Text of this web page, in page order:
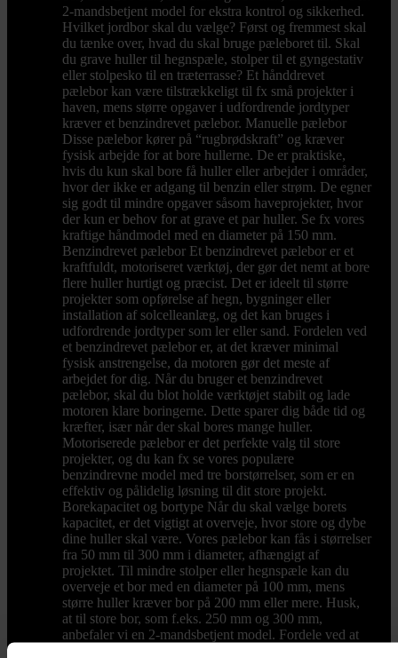
2-mandsbetjent model for ekstra kontrol og sikkerhed.
Hvilket jordbor skal du vælge? Først og fremmest skal
du tænke over, hvad du skal bruge pæleboret til. Skal
du grave huller til hegnspæle, stolper til et gyngestativ
eller stolpesko til en træterrasse? Et hånddrevet
pælebor kan være tilstrækkeligt til fx små projekter i
haven, mens større opgaver i udfordrende jordtyper
kræver et benzindrevet pælebor. Manuelle pælebor
Disse pælebor kører på “rugbrødskraft” og kræver
fysisk arbejde for at bore hullerne. De er praktiske,
hvis du kun skal bore få huller eller arbejder i områder,
hvor der ikke er adgang til benzin eller strøm. De egner
sig godt til mindre opgaver såsom haveprojekter, hvor
der kun er behov for at grave et par huller. Se fx vores
kraftige håndmodel med en diameter på 150 mm.
Benzindrevet pælebor Et benzindrevet pælebor er et
kraftfuldt, motoriseret værktøj, der gør det nemt at bore
flere huller hurtigt og præcist. Det er ideelt til større
projekter som opførelse af hegn, bygninger eller
installation af solcelleanlæg, og det kan bruges i
udfordrende jordtyper som ler eller sand. Fordelen ved
et benzindrevet pælebor er, at det kræver minimal
fysisk anstrengelse, da motoren gør det meste af
arbejdet for dig. Når du bruger et benzindrevet
pælebor, skal du blot holde værktøjet stabilt og lade
motoren klare boringerne. Dette sparer dig både tid og
kræfter, især når der skal bores mange huller.
Motoriserede pælebor er det perfekte valg til store
projekter, og du kan fx se vores populære
benzindrevne model med tre borstørrelser, som er en
effektiv og pålidelig løsning til dit store projekt.
Borekapacitet og bortype Når du skal vælge borets
kapacitet, er det vigtigt at overveje, hvor store og dybe
dine huller skal være. Vores pælebor kan fås i størrelser
fra 50 mm til 300 mm i diameter, afhængigt af
projektet. Til mindre stolper eller hegnspæle kan du
overveje et bor med en diameter på 100 mm, mens
større huller kræver bor på 200 mm eller mere. Husk,
at til store bor, som f.eks. 250 mm og 300 mm,
anbefaler vi en 2-mandsbetjent model. Fordele ved at